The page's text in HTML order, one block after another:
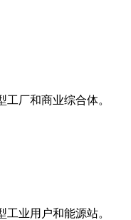
工厂和商业综合体。
工业用户和能源站。